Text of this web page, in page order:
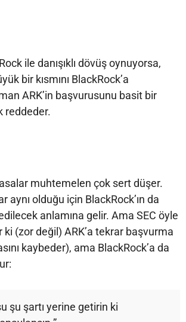
ile danışıklı dövüş oynuyorsa,
bir kısmını BlackRock’a
ARK’in başvurusunu basit bir
reddeder.
muhtemelen çok sert düşer.
aynı olduğu için BlackRock’ın da
anlamına gelir. Ama SEC öyle
(zor değil) ARK’a tekrar başvurma
kaybeder), ama BlackRock’a da
şu şartı yerine getirin ki